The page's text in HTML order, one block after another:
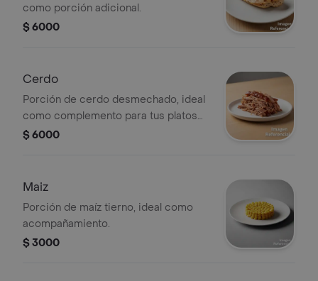
como porción adicional.
$ 6000
Cerdo
Porción de cerdo desmechado, ideal
como complemento para tus platos
favoritos.
$ 6000
Maiz
Porción de maíz tierno, ideal como
acompañamiento.
$ 3000